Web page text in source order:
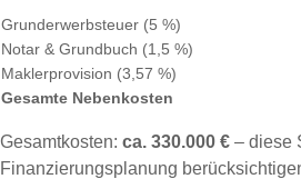
Grunderwerbsteuer (5 %)
Notar & Grundbuch (1,5 %)
Maklerprovision (3,57 %)
Gesamte Nebenkosten
Gesamtkosten: ca. 330.000 € – diese
Finanzierungsplanung